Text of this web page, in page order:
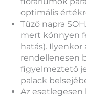
optimális
Tűző napra
mert könnyen
hatás). Ilyenkor
rendellenesen
figyelmeztető
palack
Az